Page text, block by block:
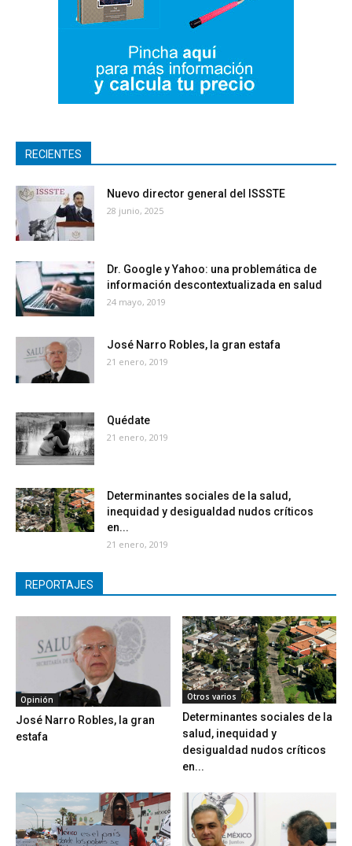
RECIENTES
Nuevo director general del ISSSTE
28 junio, 2025
Dr. Google y Yahoo: una problemática de
información descontextualizada en salud
24 mayo, 2019
José Narro Robles, la gran estafa
21 enero, 2019
Quédate
21 enero, 2019
Determinantes sociales de la salud,
inequidad y desigualdad nudos críticos
en...
21 enero, 2019
REPORTAJES
Opinión
José Narro Robles, la gran
estafa
Otros varios
Determinantes sociales de la
salud, inequidad y
desigualdad nudos críticos
en...